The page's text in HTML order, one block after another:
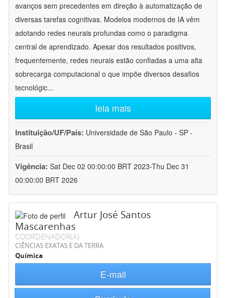
avanços sem precedentes em direção à automatização de
diversas tarefas cognitivas. Modelos modernos de IA vêm
adotando redes neurais profundas como o paradigma
central de aprendizado. Apesar dos resultados positivos,
frequentemente, redes neurais estão confiadas a uma alta
sobrecarga computacional o que impõe diversos desafios
tecnológic...
leia mais
Instituição/UF/País: Universidade de São Paulo - SP -
Brasil
Vigência: Sat Dec 02 00:00:00 BRT 2023-Thu Dec 31
00:00:00 BRT 2026
Artur José Santos
Mascarenhas
COORDENADOR(A)
CIÊNCIAS EXATAS E DA TERRA
Química
E-mail